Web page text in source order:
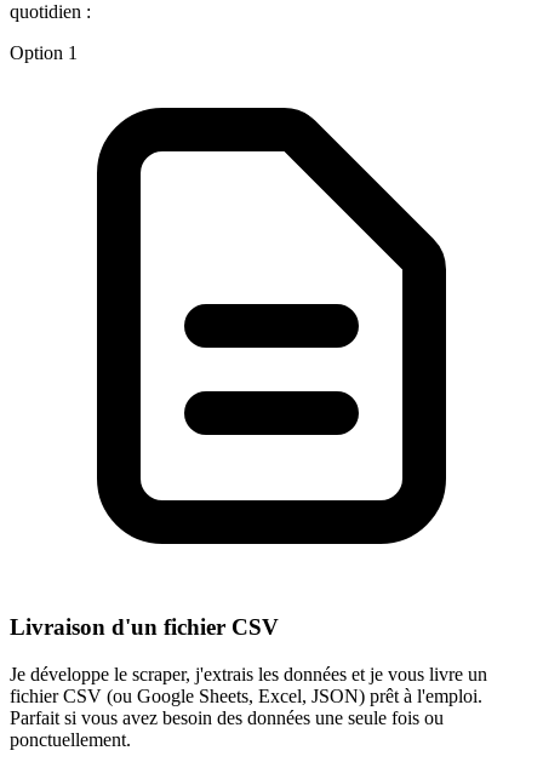
quotidien :
Option 1
Livraison d'un fichier CSV
Je développe le scraper, j'extrais les données et je vous livre un
fichier CSV (ou Google Sheets, Excel, JSON) prêt à l'emploi.
Parfait si vous avez besoin des données une seule fois ou
ponctuellement.